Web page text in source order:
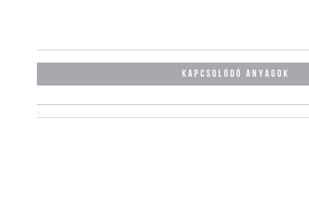
KAPCSOLÓDÓ ANYAGOK